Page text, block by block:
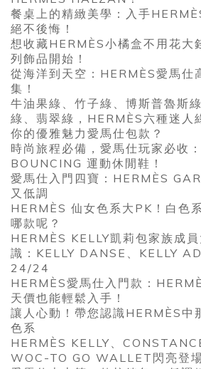
餐桌上的精緻美學：入手
絕不後悔！
想收藏HERMÈS小橘盒不用花大
列飾品開始！
從海洋到天空：HERMÈS愛馬仕
集！
牛油果綠、竹子綠、博斯普魯斯
綠、翡翠綠，HERMÈS六種迷人
你的優雅魅力愛馬仕包款？
時尚旅程必備，愛馬仕玩家必收
BOUNCING 運動休閒鞋！
愛馬仕入門四寶：HERMÈS
又低調
HERMÈS 仙女色系大PK！白色
哪款呢？
HERMÈS KELLY凱莉包家族成
識：KELLY DANSE、KELLY
24/24
HERMÈS愛馬仕入門款：
天價也能輕鬆入手！
讓人心動！帶您認識HERMÈS中
色系
HERMÈS KELLY、
WOC-TO GO WALLET閃亮登